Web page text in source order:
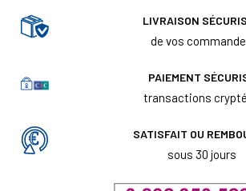
LIVRAISON
de vos
PAIEMENT
transactions
SATISFAIT OU
sous 30 jours